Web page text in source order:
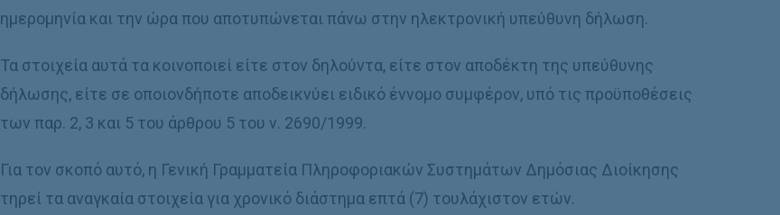
ημερομηνία και την ώρα που αποτυπώνεται πάνω στην ηλεκτρονική υπεύθυνη δήλωση.
Τα στοιχεία αυτά τα κοινοποιεί είτε στον δηλούντα, είτε στον αποδέκτη της υπεύθυνης
δήλωσης, είτε σε οποιονδήποτε αποδεικνύει ειδικό έννομο συμφέρον, υπό τις προϋποθέσεις
των παρ. 2, 3 και 5 του άρθρου 5 του ν. 2690/1999.
Για τον σκοπό αυτό, η Γενική Γραμματεία Πληροφοριακών Συστημάτων Δημόσιας Διοίκησης
τηρεί τα αναγκαία στοιχεία για χρονικό διάστημα επτά (7) τουλάχιστον ετών.